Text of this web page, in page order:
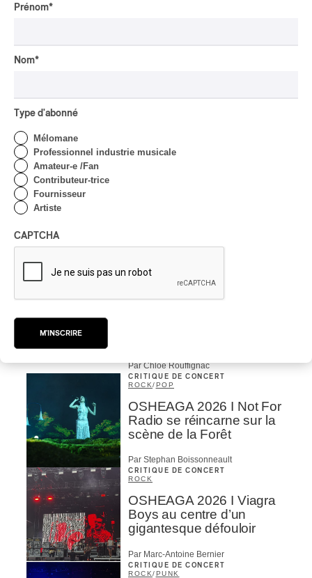
TRAD QUÉBÉCOIS/TRADITIONNEL
CLASSIQUE OCCIDENTAL
Par Alexandre Villemaire
CLASSIQUE OCCIDENTAL
CLASSIQUE
Lanaudière 2026
Par Chloé Rouffignac
CRITIQUE DE CONCERT
ROCK/POP
OSHEAGA 2026 I Not For
Radio se réincarne sur la
scène de la Forêt
Par Stephan Boissonneault
CRITIQUE DE CONCERT
ROCK
OSHEAGA 2026 I Viagra
Boys au centre d’un
gigantesque défouloir
Par Marc-Antoine Bernier
CRITIQUE DE CONCERT
ROCK/PUNK
Prénom*
Nom*
Type d'abonné
Mélomane
Professionnel industrie musicale
Amateur-e /Fan
Contributeur-trice
Fournisseur
Artiste
CAPTCHA
M'INSCRIRE